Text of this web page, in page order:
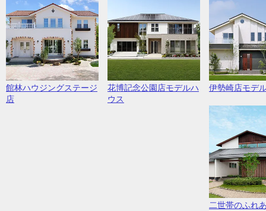
館林ハウジングステージ
店
花博記念公園店モデルハ
ウス
伊勢崎店モデ
二世帯のふれ